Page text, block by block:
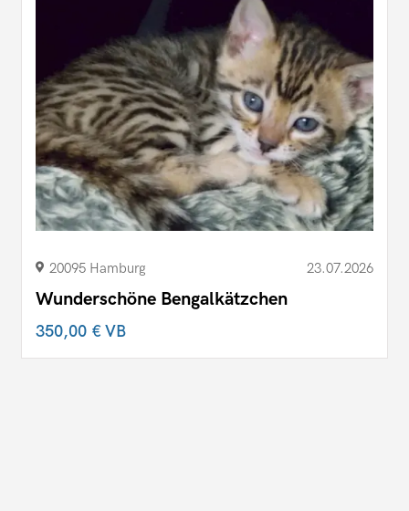
20095 Hamburg 23.07.2026
Wunderschöne Bengalkätzchen
350,00 €VB